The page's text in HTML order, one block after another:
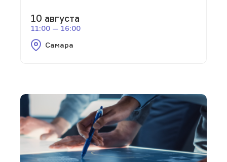
10 августа
11:00 — 16:00
Самара